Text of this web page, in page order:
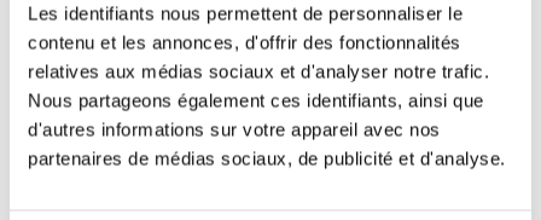
Les identifiants nous permettent de personnaliser le
contenu et les annonces, d'offrir des fonctionnalités
relatives aux médias sociaux et d'analyser notre trafic.
Nous partageons également ces identifiants, ainsi que
d'autres informations sur votre appareil avec nos
partenaires de médias sociaux, de publicité et d'analyse.
verbprendre: je prendr ai, tu prendras, il prendra, nous
prendrons , vous prendrez, ils prendr ont
Cette semaine nous ser quatre personnes à tenir
le bar.